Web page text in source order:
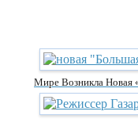
Мире Возникла Новая